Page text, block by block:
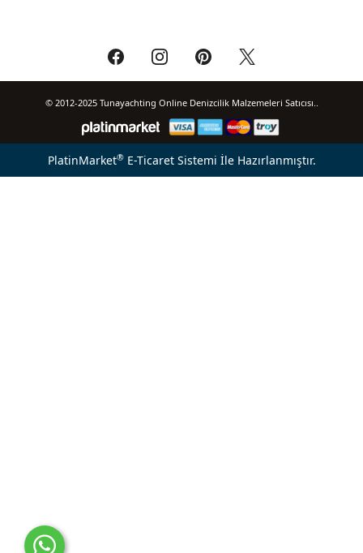
© 2012-2025 Tunayachting Online Denizcilik Malzemeleri Satıcısı..
PlatinMarket®E-Ticaret Sistemi İle Hazırlanmıştır.